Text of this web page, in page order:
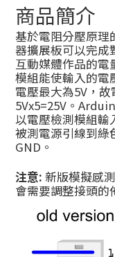
商品簡介
基於電阻分壓原
器擴展板可以完成
互動媒體作品的電
模組能使輸入的
電壓最大為5V，
5Vx5=25V。
以電壓檢測模組輸
被測電源引線到綠
GND。
注意: 新版模擬感
會需要調整接頭的